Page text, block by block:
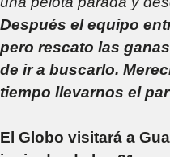
Después el equipo
pero rescato las
de ir a buscarlo.
tiempo llevarnos el
El Globo visitará a